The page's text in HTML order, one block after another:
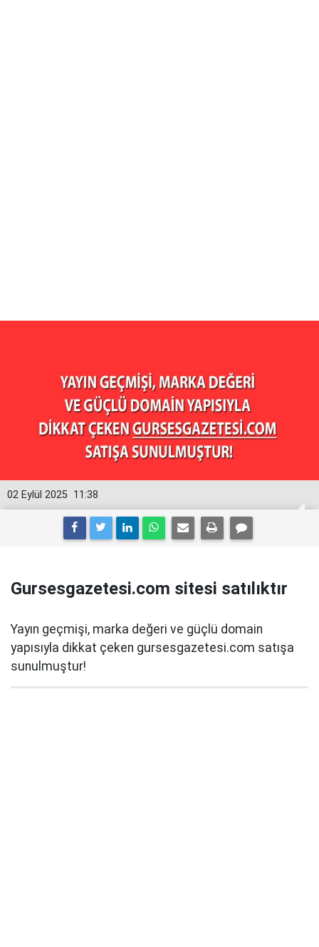
11:38
02 Eylül 2025
Gursesgazetesi.com sitesi satılıktır
Yayın geçmişi, marka değeri ve güçlü domain
yapısıyla dikkat çeken gursesgazetesi.com satışa
sunulmuştur!